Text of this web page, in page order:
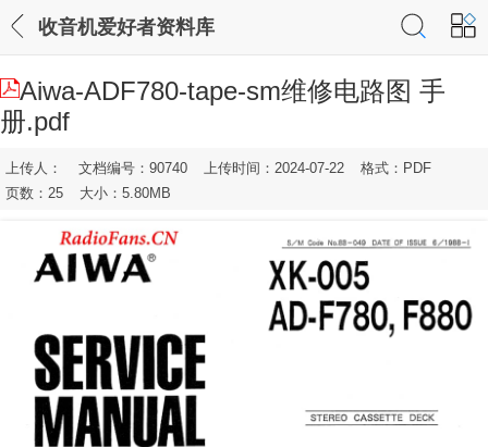
收音机爱好者资料库
Aiwa-ADF780-tape-sm维修电路图 手
册.pdf
上传人： 文档编号：90740 上传时间：2024-07-22
格式：PDF
页数：25
大小：5.80MB